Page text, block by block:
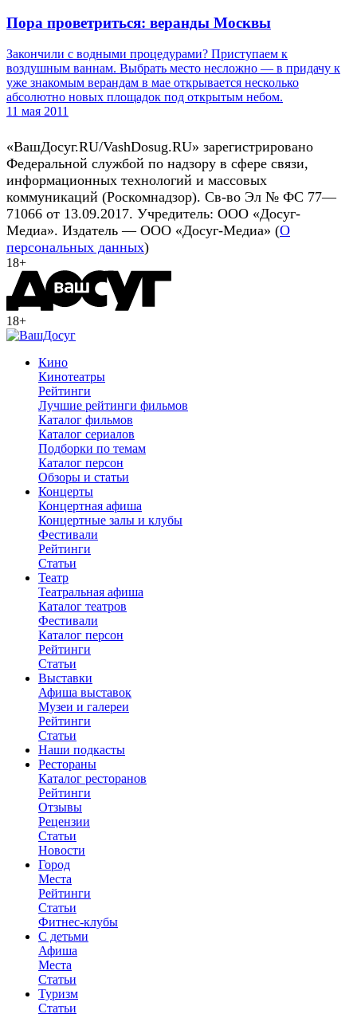
Пора проветриться: веранды Москвы
Закончили с водными процедурами? Приступаем к
воздушным ваннам. Выбрать место несложно — в придачу к
уже знакомым верандам в мае открывается несколько
абсолютно новых площадок под открытым небом.
11 мая 2011
«ВашДосуг.RU/VashDosug.RU» зарегистрировано
Федеральной службой по надзору в сфере связи,
информационных технологий и массовых
коммуникаций (Роскомнадзор). Св-во Эл № ФС 77—
71066 от 13.09.2017. Учредитель: ООО «Досуг-
Медиа». Издатель — ООО «Досуг-Медиа» (О
персональных данных)
18+
18+
Кино
Кинотеатры
Рейтинги
Лучшие рейтинги фильмов
Каталог фильмов
Каталог сериалов
Подборки по темам
Каталог персон
Обзоры и статьи
Концерты
Концертная афиша
Концертные залы и клубы
Фестивали
Рейтинги
Статьи
Театр
Театральная афиша
Каталог театров
Фестивали
Каталог персон
Рейтинги
Статьи
Выставки
Афиша выставок
Музеи и галереи
Рейтинги
Статьи
Наши подкасты
Рестораны
Каталог ресторанов
Рейтинги
Отзывы
Рецензии
Статьи
Новости
Город
Места
Рейтинги
Статьи
Фитнес-клубы
С детьми
Афиша
Места
Статьи
Туризм
Статьи